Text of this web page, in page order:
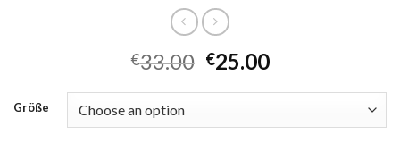
€33.00 €25.00
Größe